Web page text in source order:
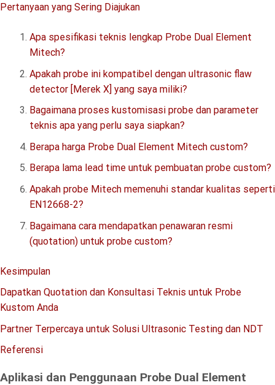
Pertanyaan yang Sering Diajukan
Apa spesifikasi teknis lengkap Probe Dual Element
Mitech?
Apakah probe ini kompatibel dengan ultrasonic flaw
detector [Merek X] yang saya miliki?
Bagaimana proses kustomisasi probe dan parameter
teknis apa yang perlu saya siapkan?
Berapa harga Probe Dual Element Mitech custom?
Berapa lama lead time untuk pembuatan probe custom?
Apakah probe Mitech memenuhi standar kualitas seperti
EN12668-2?
Bagaimana cara mendapatkan penawaran resmi
(quotation) untuk probe custom?
Kesimpulan
Dapatkan Quotation dan Konsultasi Teknis untuk Probe
Kustom Anda
Partner Terpercaya untuk Solusi Ultrasonic Testing dan NDT
Referensi
Aplikasi dan Penggunaan Probe Dual Element